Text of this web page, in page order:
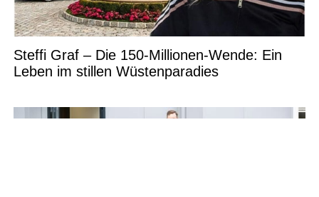
Steffi Graf – Die 150-Millionen-Wende: Ein
Leben im stillen Wüstenparadies